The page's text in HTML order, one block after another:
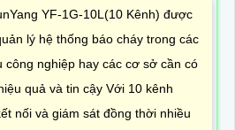
YF-1G-10L(10 Kênh) được
lý hệ thống báo cháy trong các
nghiệp hay các cơ sở cần có
quả và tin cậy Với 10 kênh
nối và giám sát đồng thời nhiều